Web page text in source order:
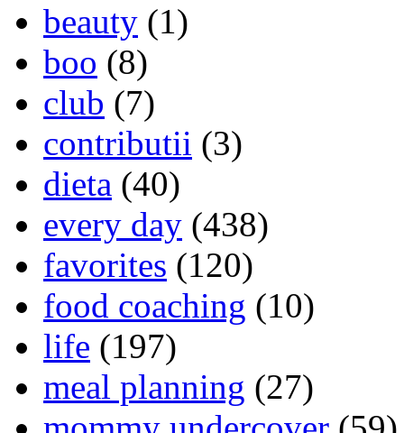
beauty (1)
boo (8)
club (7)
contributii (3)
dieta (40)
every day (438)
favorites (120)
food coaching (10)
life (197)
meal planning (27)